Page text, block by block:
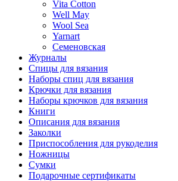
Vita Cotton
Well May
Wool Sea
Yarnart
Семеновская
Журналы
Спицы для вязания
Наборы спиц для вязания
Крючки для вязания
Наборы крючков для вязания
Книги
Описания для вязания
Заколки
Приспособления для рукоделия
Ножницы
Сумки
Подарочные сертификаты